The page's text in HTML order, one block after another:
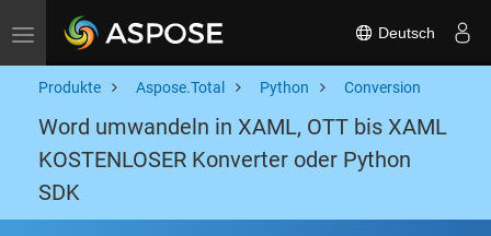
Toggle navigation Deutsch
Produkte Aspose.Total Python Conversion
Word umwandeln in XAML, OTT bis XAML
KOSTENLOSER Konverter oder Python
SDK